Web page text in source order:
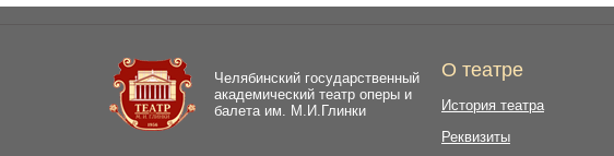
Челябинский государственный
академический театр оперы и
балета им. М.И.Глинки
О театре
История театра
Реквизиты